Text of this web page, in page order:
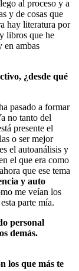
al proceso y a
y de cosas que
hay literatura por
libros que he
en ambas
¿desde qué
pasado a formar
no tanto del
presente el
o ser mejor
el autoanálisis y
el que era como
que ese tema
y auto
me veían los
parte mía.
personal
demás.
los que más te